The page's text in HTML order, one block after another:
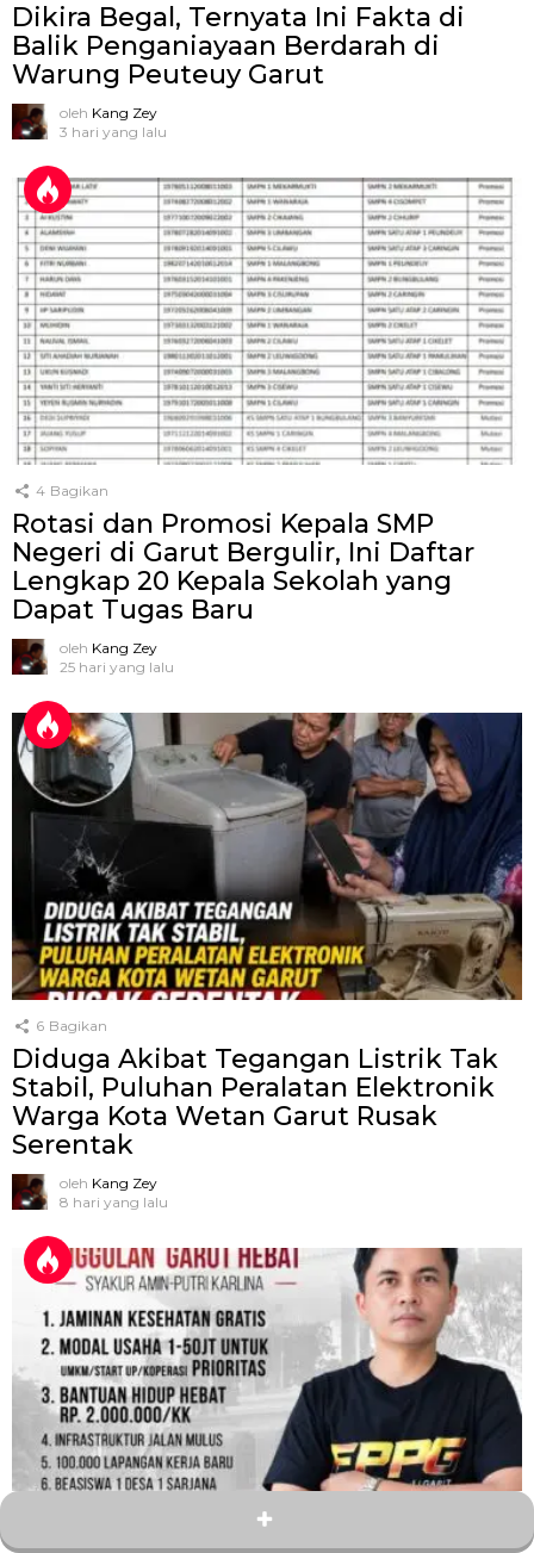
Dikira Begal, Ternyata Ini Fakta di
Balik Penganiayaan Berdarah di
Warung Peuteuy Garut
oleh Kang Zey
3 hari yang lalu
4 Bagikan
Rotasi dan Promosi Kepala SMP
Negeri di Garut Bergulir, Ini Daftar
Lengkap 20 Kepala Sekolah yang
Dapat Tugas Baru
oleh Kang Zey
25 hari yang lalu
6 Bagikan
Diduga Akibat Tegangan Listrik Tak
Stabil, Puluhan Peralatan Elektronik
Warga Kota Wetan Garut Rusak
Serentak
oleh Kang Zey
8 hari yang lalu